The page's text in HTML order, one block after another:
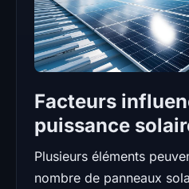
Facteurs
puissance
Plusieurs éléments
nombre de panneaux